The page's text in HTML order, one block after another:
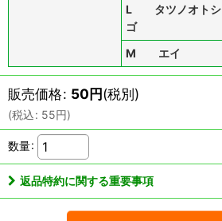
L タツノオトシ
ゴ
M エイ
販売価格: 50円(税別)
(税込: 55円)
数量:
返品特約に関する重要事項